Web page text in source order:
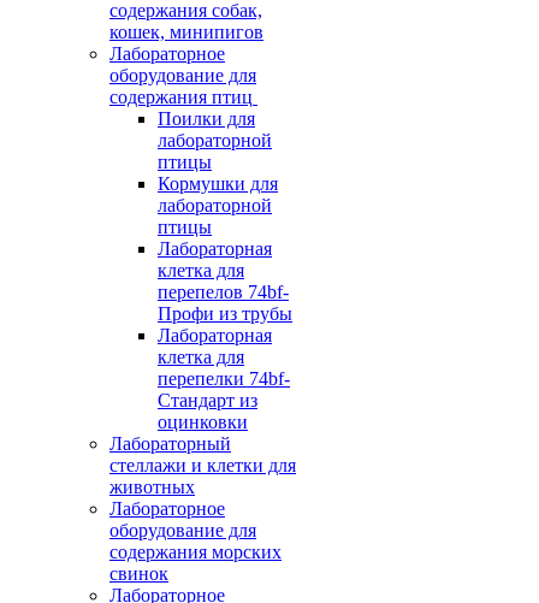
содержания собак,
кошек, минипигов
Лабораторное
оборудование для
содержания птиц
Поилки для
лабораторной
птицы
Кормушки для
лабораторной
птицы
Лабораторная
клетка для
перепелов 74bf-
Профи из трубы
Лабораторная
клетка для
перепелки 74bf-
Стандарт из
оцинковки
Лабораторный
стеллажи и клетки для
животных
Лабораторное
оборудование для
содержания морских
свинок
Лабораторное